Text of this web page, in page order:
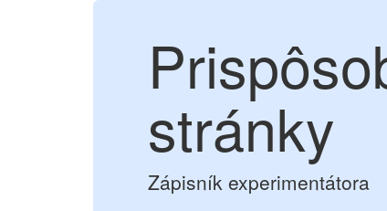
stránky
Zápisník experimentátora